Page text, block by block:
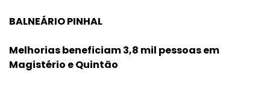
BALNEÁRIO PINHAL
Melhorias beneficiam 3,8 mil pessoas em
Magistério e Quintão